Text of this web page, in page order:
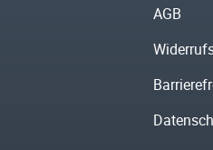
AGB